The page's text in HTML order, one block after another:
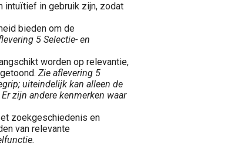
intuïtief in gebruik zijn, zodat
bieden om de
5 Selectie- en
worden op relevantie,
Zie aflevering 5
uiteindelijk kan alleen de
zijn andere kenmerken waar
zoekgeschiedenis en
van relevante